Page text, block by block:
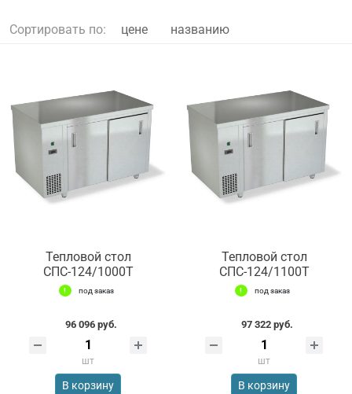
Сортировать по: цене названию
Тепловой стол
СПС-124/1000Т
под заказ
96 096 руб.
шт
В корзину
Тепловой стол
СПС-124/1100Т
под заказ
97 322 руб.
шт
В корзину